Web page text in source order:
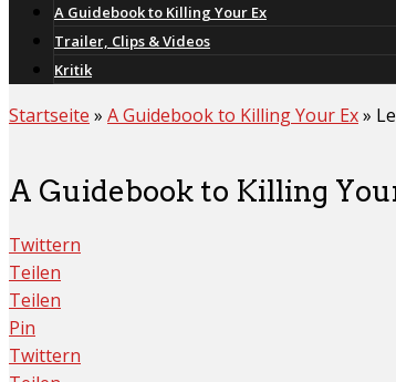
A Guidebook to Killing Your Ex
Trailer, Clips & Videos
Kritik
Startseite » A Guidebook to Killing Your Ex»
A Guidebook to Killing
Twittern
Teilen
Teilen
Pin
Twittern